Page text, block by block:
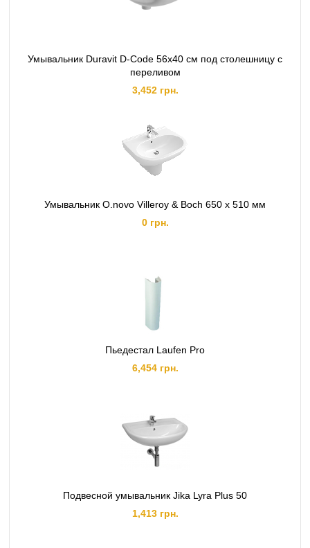
Умывальник Duravit D-Code 56х40 см под столешницу с
переливом
3,452 грн.
Умывальник O.novo Villeroy & Boch 650 x 510 мм
0 грн.
Пьедестал Laufen Pro
6,454 грн.
Подвесной умывальник Jika Lyra Plus 50
1,413 грн.